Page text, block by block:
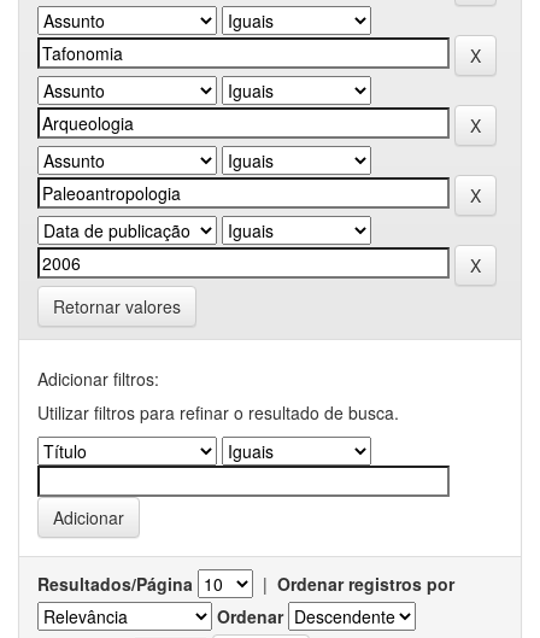
Retornar valores
Adicionar filtros:
Utilizar filtros para refinar o resultado de busca.
Resultados/Página | Ordenar registros por
Ordenar